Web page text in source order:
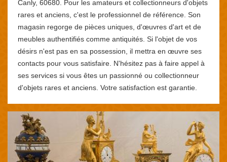
Canly, 60680. Pour les amateurs et collectionneurs d'objets
rares et anciens, c'est le professionnel de référence. Son
magasin regorge de pièces uniques, d'œuvres d'art et de
meubles authentifiés comme antiquités. Si l'objet de vos
désirs n'est pas en sa possession, il mettra en œuvre ses
contacts pour vous satisfaire. N'hésitez pas à faire appel à
ses services si vous êtes un passionné ou collectionneur
d'objets rares et anciens. Votre satisfaction est garantie.